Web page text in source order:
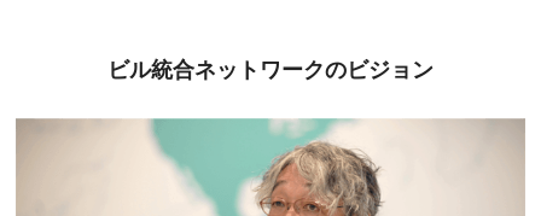
ビル統合ネットワークのビジョン